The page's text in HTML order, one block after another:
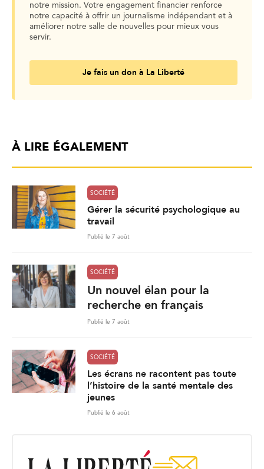
notre mission. Votre engagement financier renforce
notre capacité à offrir un journalisme indépendant et à
améliorer notre salle de nouvelles pour mieux vous
servir.
Je fais un don à La Liberté
À LIRE ÉGALEMENT
SOCIÉTÉ
Gérer la sécurité psychologique au
travail
Publié le 7 août
SOCIÉTÉ
Un nouvel élan pour la
recherche en français
Publié le 7 août
SOCIÉTÉ
Les écrans ne racontent pas toute
l’histoire de la santé mentale des
jeunes
Publié le 6 août